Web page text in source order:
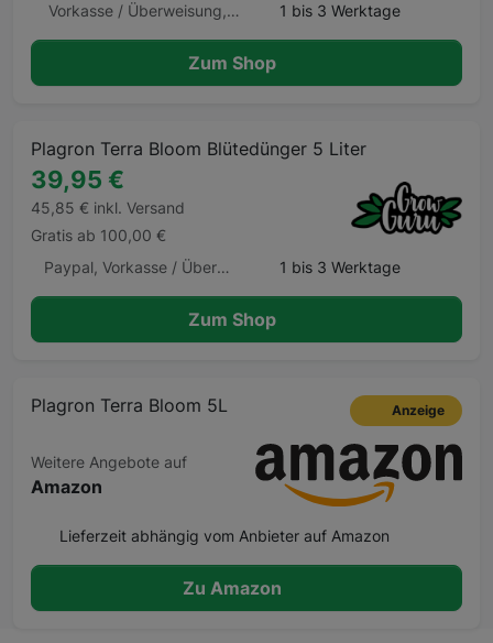
Vorkasse / Überweisung, Lastschrift, Kreditkarte, Klarna 1 bis 3 Werktage
Zum Shop
Plagron Terra Bloom Blütedünger 5 Liter
39,95 €
45,85 € inkl. Versand
Gratis ab 100,00 €
Paypal, Vorkasse / Überweisung, Kreditkarte, Klarna, Klarna Ratenkauf, Giropay, Apple Pay, Google Pay, Barzahlung
1 bis 3 Werktage
Zum Shop
Plagron Terra Bloom 5L Anzeige
Weitere Angebote auf
Amazon
Lieferzeit abhängig vom Anbieter auf Amazon
Zu Amazon